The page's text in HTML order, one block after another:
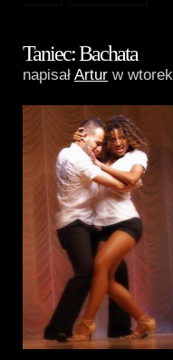
Taniec: Bachata
napisał Artur w